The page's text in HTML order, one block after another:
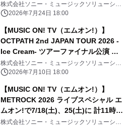
株式会社ソニー・ミュージックソリューショ
ンズ2026年7月24日 18:00
【MUSIC ON! TV（エムオン!）】
OCTPATH 2nd JAPAN TOUR 2026 -
Ice Cream- ツアーファイナル公演 エ
ムオン!で7/19(日)夜6時30分～独占生
中継！ 直筆サイン入りTシャツ プレゼ
株式会社ソニー・ミュージックソリューショ
ンズ2026年7月10日 18:00
【MUSIC ON! TV（エムオン!）】
METROCK 2026 ライブスペシャル エ
ムオン!で7/18(土)、25(土)に 計11時間
にわたってテレビ独占放送！
株式会社ソニー・ミュージックソリューショ